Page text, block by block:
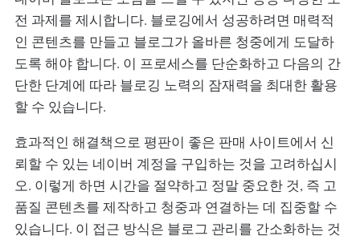
전 과제를 제시합니다. 블로깅에서 성공하려면 매력적
인 콘텐츠를 만들고 블로그가 올바른 청중에게 도달하
도록 해야 합니다. 이 프로세스를 단순화하고 다음의 간
단한 단계에 따라 블로깅 노력의 잠재력을 최대한 활용
할 수 있습니다.
효과적인 해결책으로 평판이 좋은 판매 사이트에서 신
뢰할 수 있는 네이버 계정을 구입하는 것을 고려하십시
오. 이렇게 하면 시간을 절약하고 정말 중요한 것, 즉 고
품질 콘텐츠를 제작하고 청중과 연결하는 데 집중할 수
있습니다. 이 접근 방식은 블로그 관리를 간소화하는 것